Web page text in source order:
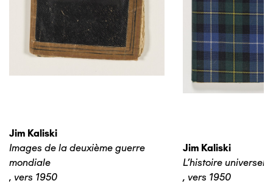
Jim Kaliski
Images de la deuxième guerre
mondiale
, vers 1950
Jim Kaliski
L’histoire universelle
, vers 1950